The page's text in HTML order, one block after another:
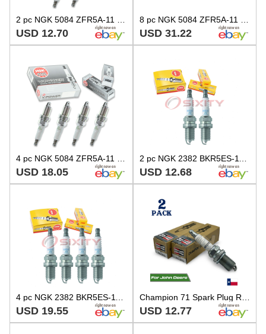
USD 12.70 USD 31.22
USD 18.05 USD 12.68
USD 19.55 USD 12.77